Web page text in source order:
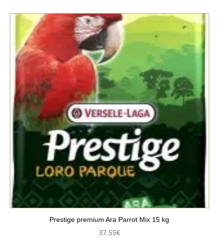
Prestige premium Ara Parrot Mix 15 kg
37.55€